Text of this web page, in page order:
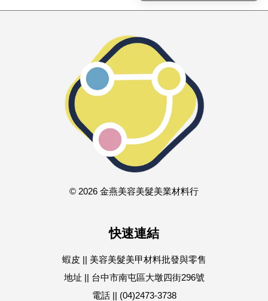
© 2026 金燕美容美髮美業材料行
快速連結
蝦皮 || 美容美髮美甲材料批發與零售
地址 || 台中市南屯區大墩四街296號
電話 || (04)2473-3738